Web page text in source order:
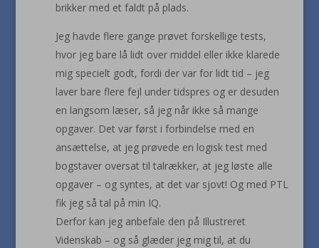
brikker med et faldt på plads.
Jeg havde flere gange prøvet forskellige tests,
hvor jeg bare lå lidt over middel eller ikke klarede
mig specielt godt, fordi der var for lidt tid – jeg
laver bare flere fejl under tidspres og er desuden
en langsom læser, så jeg når ikke så mange
opgaver. Det var først i forbindelse med en
ansættelse, at jeg prøvede en logisk test med
bogstaver oversat til talrækker, at jeg løste alle
opgaver – og syntes, at det var sjovt! Og med PTL
fik jeg så tal på min IQ.
Derfor kan jeg anbefale den på Illustreret
Videnskab – og så glæder jeg mig til, at du